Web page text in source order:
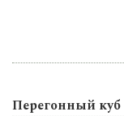
Перегонный куб